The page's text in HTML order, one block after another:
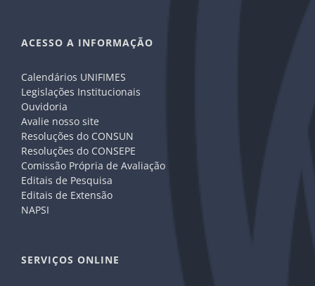
ACESSO A INFORMAÇÃO
Calendários UNIFIMES
Legislações Institucionais
Ouvidoria
Avalie nosso site
Resoluções do CONSUN
Resoluções do CONSEPE
Comissão Própria de Avaliação
Editais de Pesquisa
Editais de Extensão
NAPSI
SERVIÇOS ONLINE